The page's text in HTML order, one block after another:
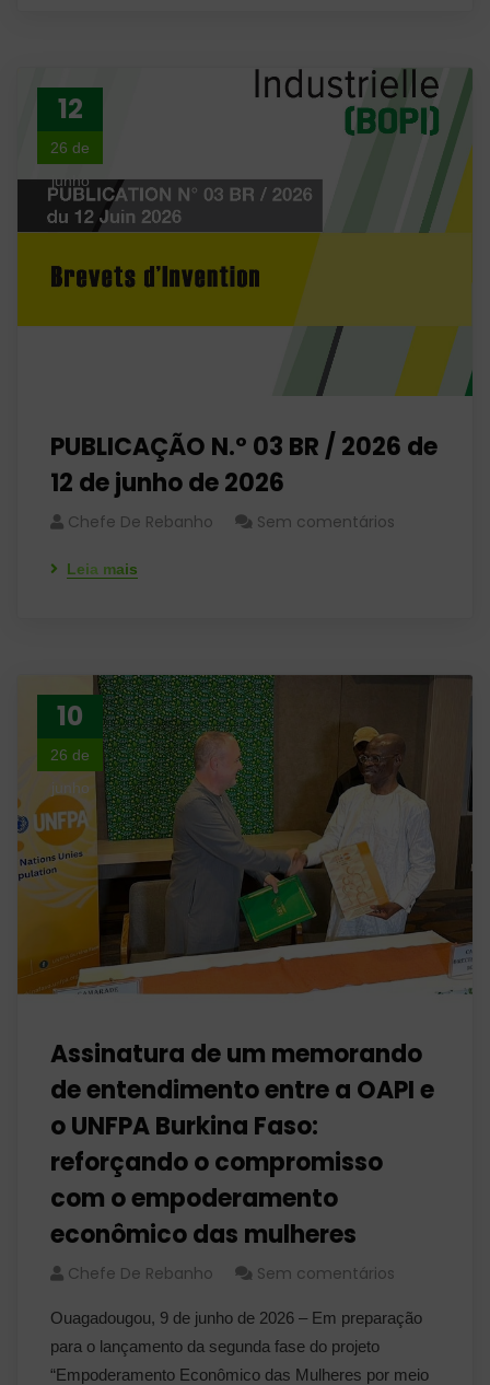
12
26 de
junho
PUBLICAÇÃO N.º 03 BR / 2026 de
12 de junho de 2026
Chefe De Rebanho Sem comentários
Leia mais
10
26 de
junho
Assinatura de um memorando
de entendimento entre a OAPI e
o UNFPA Burkina Faso:
reforçando o compromisso
com o empoderamento
econômico das mulheres
Chefe De Rebanho Sem comentários
Ouagadougou, 9 de junho de 2026 – Em preparação
para o lançamento da segunda fase do projeto
“Empoderamento Econômico das Mulheres por meio